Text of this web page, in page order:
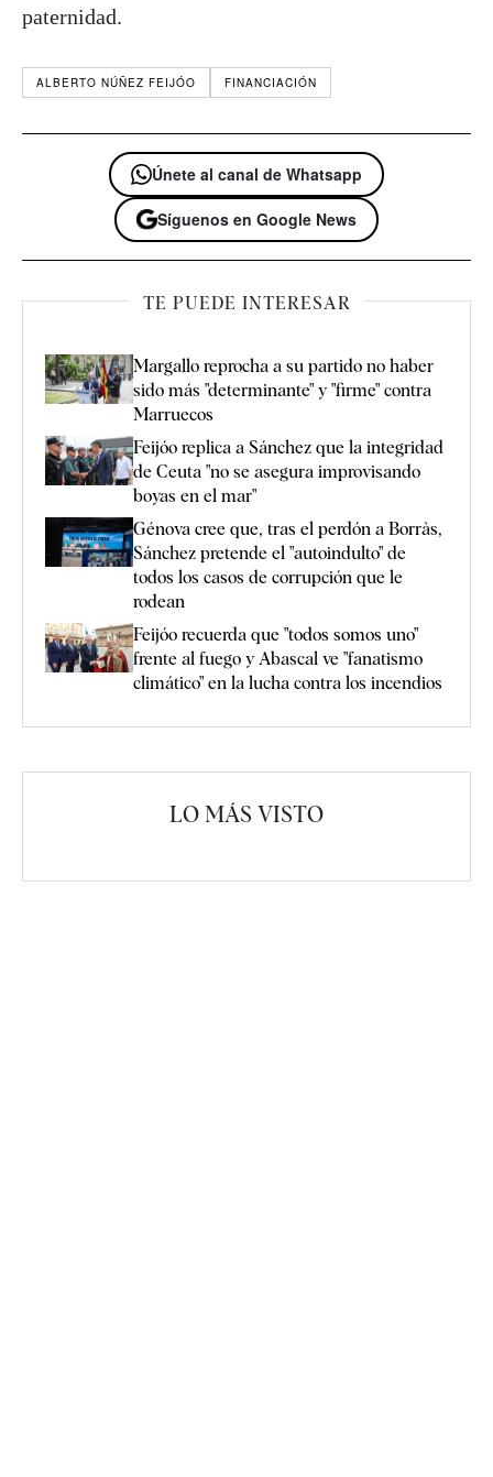
paternidad.
ALBERTO NÚÑEZ FEIJÓO FINANCIACIÓN
Únete al canal de Whatsapp
Síguenos en Google News
TE PUEDE INTERESAR
Margallo reprocha a su partido no haber
sido más "determinante" y "firme" contra
Marruecos
Feijóo replica a Sánchez que la integridad
de Ceuta "no se asegura improvisando
boyas en el mar"
Génova cree que, tras el perdón a Borràs,
Sánchez pretende el "autoindulto" de
todos los casos de corrupción que le
rodean
Feijóo recuerda que "todos somos uno"
frente al fuego y Abascal ve "fanatismo
climático" en la lucha contra los incendios
LO MÁS VISTO